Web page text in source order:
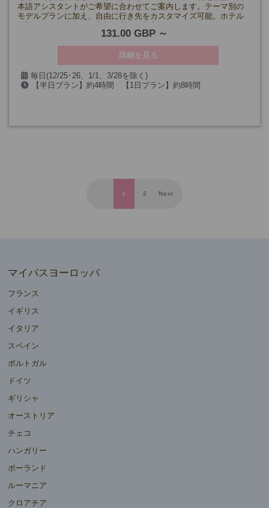
本語アシスタントがご希望に合わせてご案内します。テーマ別の
モデルプランに加え、自由に行き先をカスタマイズ可能。ホテル
131.00 GBP
詳細を見る
毎日(12/25･26、1/1、3/28を除く)
【半日プラン】約4時間 【1日プラン】約8時間
1 2 Next
マイバスヨーロッパ
フランス
イギリス
イタリア
スペイン
ポルトガル
ドイツ
ギリシャ
オーストリア
チェコ
ハンガリー
ポーランド
ルーマニア
クロアチア